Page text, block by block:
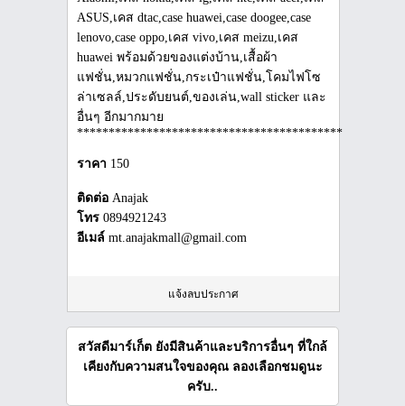
ASUS,เคส dtac,case huawei,case doogee,case
lenovo,case oppo,เคส vivo,เคส meizu,เคส
huawei พร้อมด้วยของแต่งบ้าน,เสื้อผ้า
แฟชั่น,หมวกแฟชั่น,กระเป๋าแฟชั่น,โคมไฟโซ
ล่าเซลล์,ประดับยนต์,ของเล่น,wall sticker และ
อื่นๆ อีกมากมาย
ราคา 150
ติดต่อ Anajak
โทร 0894921243
อีเมล์ mt.anajakmall@gmail.com
แจ้งลบประกาศ
สวัสดีมาร์เก็ต ยังมีสินค้าและบริการอื่นๆ ที่ใกล้
เคียงกับความสนใจของคุณ ลองเลือกชมดูนะ
ครับ..